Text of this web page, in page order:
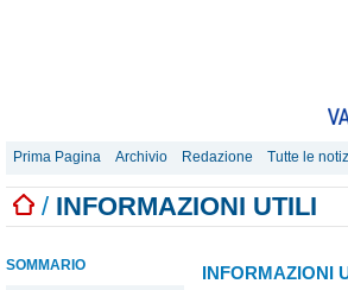
Prima Pagina Archivio Redazione Tutte le
/ INFORMAZIONI UTILI
SOMMARIO INFORMAZIONI